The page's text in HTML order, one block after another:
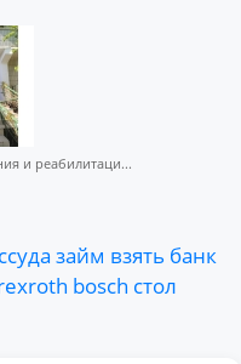
и реабилитаци...
ссуда займ взять банк
bosch стол